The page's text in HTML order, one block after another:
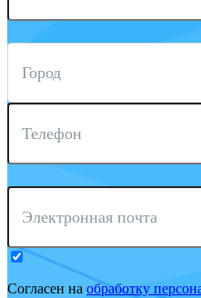
Город
Телефон
Электронная почта
Согласен на обработку